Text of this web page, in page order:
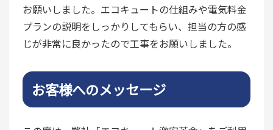
お願いしました。エコキュートの仕組みや電気料金
プランの説明をしっかりしてもらい、担当の方の感
じが非常に良かったので工事をお願いしました。
お客様へのメッセージ